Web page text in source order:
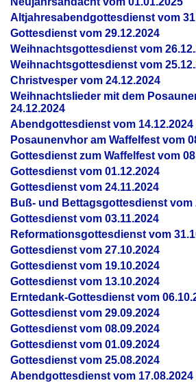
Altjahresabendgottesdienst vom
Gottesdienst vom 29.12.2024
Weihnachtsgottesdienst vom
Weihnachtsgottesdienst vom
Christvesper vom 24.12.2024
Weihnachtslieder mit dem
24.12.2024
Abendgottesdienst vom 14.12.2024
Posaunenvhor am Waffelfest vom
Gottesdienst zum Waffelfest vom
Gottesdienst vom 01.12.2024
Gottesdienst vom 24.11.2024
Buß- und Bettagsgottesdienst vom
Gottesdienst vom 03.11.2024
Reformationsgottesdienst vom
Gottesdienst vom 27.10.2024
Gottesdienst vom 19.10.2024
Gottesdienst vom 13.10.2024
Erntedank-Gottesdienst vom
Gottesdienst vom 29.09.2024
Gottesdienst vom 08.09.2024
Gottesdienst vom 01.09.2024
Gottesdienst vom 25.08.2024
Abendgottesdienst vom 17.08.2024